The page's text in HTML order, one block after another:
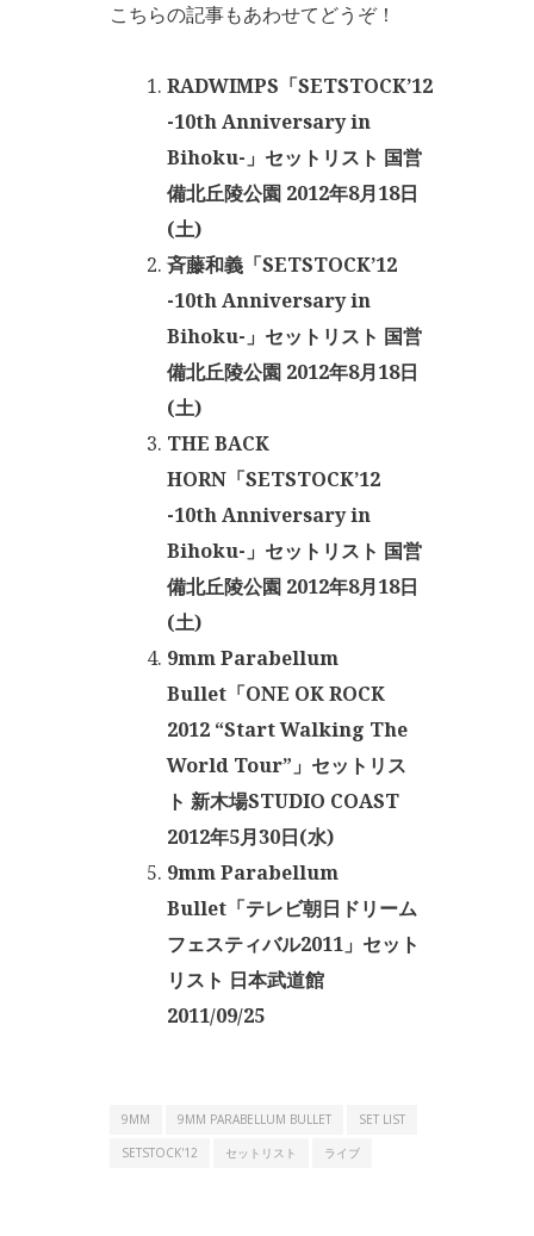
こちらの記事もあわせてどうぞ！
RADWIMPS「SETSTOCK’12
-10th Anniversary in
Bihoku-」セットリスト 国営
備北丘陵公園 2012年8月18日
(土)
斉藤和義「SETSTOCK’12
-10th Anniversary in
Bihoku-」セットリスト 国営
備北丘陵公園 2012年8月18日
(土)
THE BACK
HORN「SETSTOCK’12
-10th Anniversary in
Bihoku-」セットリスト 国営
備北丘陵公園 2012年8月18日
(土)
9mm Parabellum
Bullet「ONE OK ROCK
2012 “Start Walking The
World Tour”」セットリス
ト 新木場STUDIO COAST
2012年5月30日(水)
9mm Parabellum
Bullet「テレビ朝日ドリーム
フェスティバル2011」セット
リスト 日本武道館
2011/09/25
9MM 9MM PARABELLUM BULLET
SET LIST
SETSTOCK'12
セットリスト ライブ